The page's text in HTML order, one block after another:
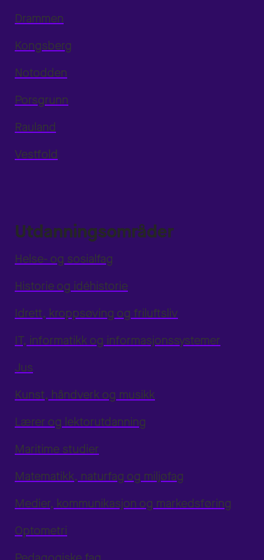
Drammen
Kongsberg
Notodden
Porsgrunn
Rauland
Vestfold
Utdanningsområder
Helse- og sosialfag
Historie og idéhistorie
Idrett, kroppsøving og friluftsliv
IT, informatikk og informasjonssystemer
Jus
Kunst, håndverk og musikk
Lærer og lektorutdanning
Maritime studier
Matematikk, naturfag og miljøfag
Medier, kommunikasjon og markedsføring
Optometri